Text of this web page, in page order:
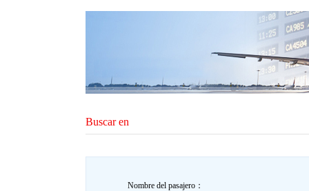
Buscar en
Nombre del pasajero：